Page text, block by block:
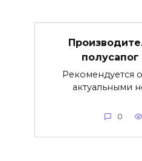
полусапог
Рекомендуется
актуальными
0